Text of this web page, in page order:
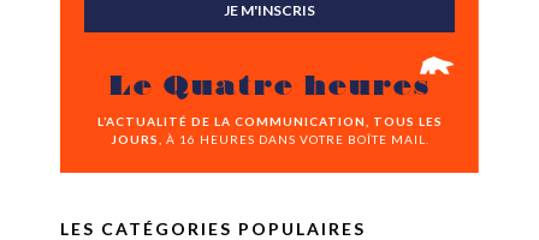
JE M'INSCRIS
Le Quatre heures
L’ACTUALITÉ DE LA COMMUNICATION, TOUS LES
JOURS,
À 16 HEURES DANS VOTRE BOÎTE MAIL.
LES CATÉGORIES POPULAIRES